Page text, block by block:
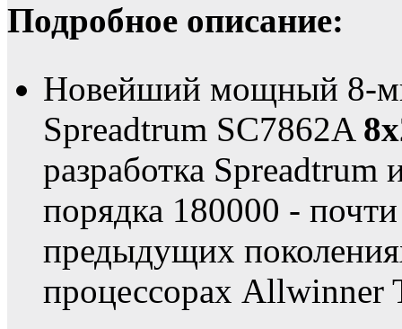
Подробное описание:
Новейший мощный 8-
Spreadtrum SC7862A
разработка
порядка 180000 -
предыдущих
процессорах